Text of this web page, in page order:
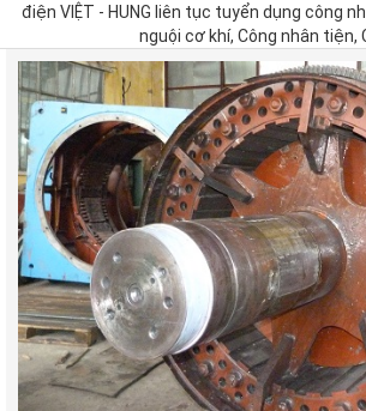
điện VIỆT - HUNG liên tục tuyển dụng công
nguội cơ khí, Công nhân tiện,